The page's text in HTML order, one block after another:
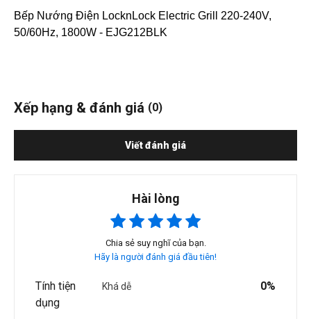
Bếp Nướng Điện LocknLock Electric Grill 220-240V,
50/60Hz, 1800W - EJG212BLK
Xếp hạng & đánh giá (0)
Viết đánh giá
Hài lòng
Chia sẻ suy nghĩ của bạn.
Hãy là người đánh giá đầu tiên!
Tính tiện
dụng
Khá dễ 0%